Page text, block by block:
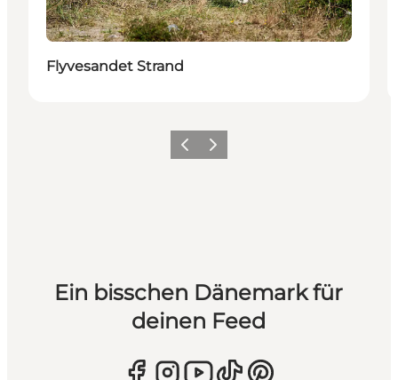
Flyvesandet Strand
ZurückWeiter
Ein bisschen Dänemark für
deinen Feed